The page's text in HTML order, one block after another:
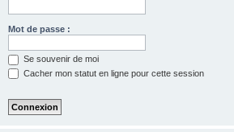
Mot de passe :
Se souvenir de moi
Cacher mon statut en ligne pour cette session